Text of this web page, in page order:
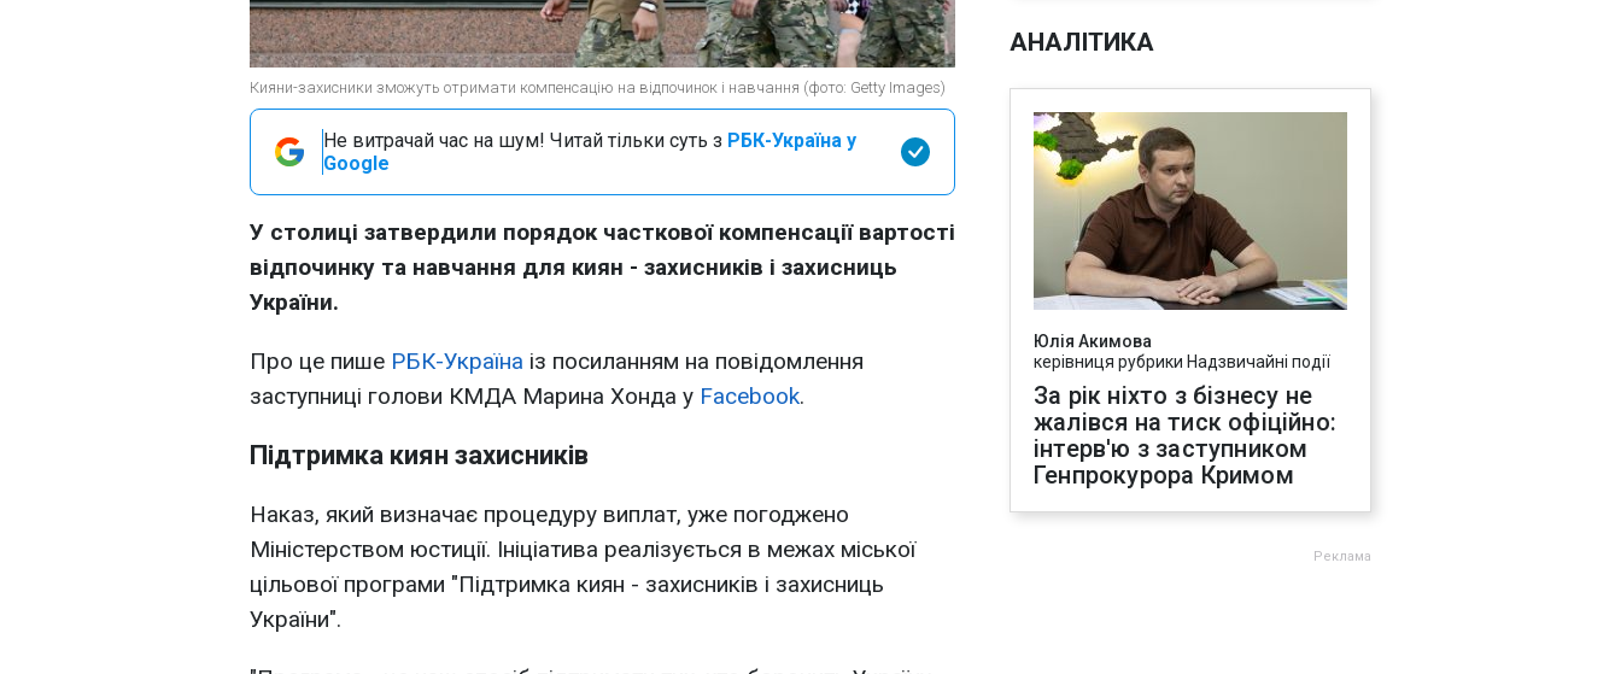
Кияни-захисники зможуть отримати компенсацію на відпочинок і навчання (фото: Getty Images)
Не витрачай час на шум! Читай тільки суть з РБК-Україна у
Google
У столиці затвердили порядок часткової компенсації вартості
відпочинку та навчання для киян - захисників і захисниць
України.
Про це пише РБК-Україна із посиланням на повідомлення
заступниці голови КМДА Марина Хонда у Facebook.
Підтримка киян захисників
Наказ, який визначає процедуру виплат, уже погоджено
Міністерством юстиції. Ініціатива реалізується в межах міської
цільової програми "Підтримка киян - захисників і захисниць
України".
АНАЛІТИКА
Юлія Акимова
керівниця рубрики Надзвичайні події
За рік ніхто з бізнесу не
жалівся на тиск офіційно:
інтерв'ю з заступником
Генпрокурора Кримом